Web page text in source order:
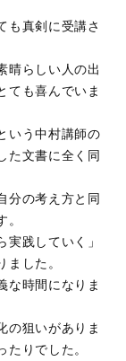
も真剣に受講さ
晴らしい人の出
ても喜んでいま
いう中村講師の
た文書に全く同
分の考え方と同
実践していく」
りました。
な時間になりま
の狙いがありま
りでした。